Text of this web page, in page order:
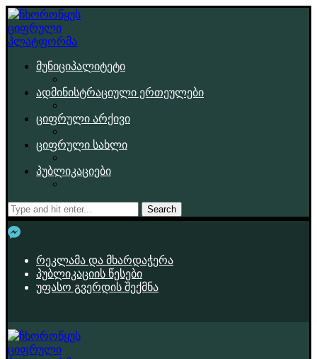
მუნიციპალიტეტი
ადმინისტრაციული ერთეულები
ციფრული არქივი
ციფრული სახლი
პუბლიკაციები
Search
რეკლამა და მხარდაჭერა
პუბლიკაციის წესები
უფასო გვერდის შექმნა